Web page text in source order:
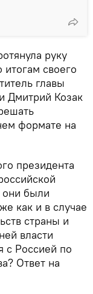
руку
итогам своего
главы
Дмитрий Козак
формате на
президента
они были
как и в случае
страны и
власти
с Россией по
Ответ на